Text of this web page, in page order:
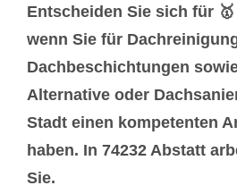
Entscheiden Sie sich für 🥇
wenn Sie für
Dachbeschichtungen
Alternative oder
Stadt einen kompetenten
haben. In 74232 Abstatt
Sie.